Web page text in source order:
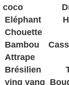
coco
Eléphant
Chouette
Bambou
Attrape
Brésilien
ying yang